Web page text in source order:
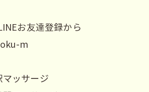
お友達登録から
m
ッサージ